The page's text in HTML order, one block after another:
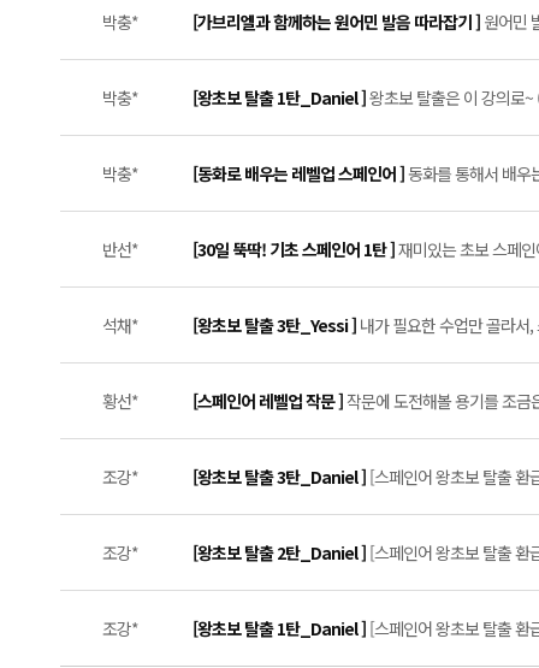
박충* [가브리엘과 함께하는 원어민 발음 따라잡기 ] 원어민
박충* [왕초보 탈출 1탄_Daniel ]왕초보 탈출은 이 강의로~
박충* [동화로 배우는 레벨업 스페인어 ]동화를 통해서 배우
반선* [30일 뚝딱! 기초 스페인어 1탄 ]재미있는 초보 스페
석채* [왕초보 탈출 3탄_Yessi ] 내가 필요한 수업만 골라서
황선* [스페인어 레벨업 작문 ] 작문에 도전해볼 용기를 조금
조강* [왕초보 탈출 3탄_Daniel ] [스페인어 왕초보 탈출 환
조강* [왕초보 탈출 2탄_Daniel ] [스페인어 왕초보 탈출 환
조강* [왕초보 탈출 1탄_Daniel ] [스페인어 왕초보 탈출 환